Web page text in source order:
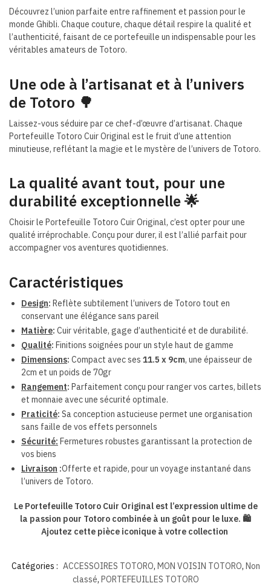
Découvrez l’union parfaite entre raffinement et passion pour le
monde Ghibli. Chaque couture, chaque détail respire la qualité et
l’authenticité, faisant de ce portefeuille un indispensable pour les
véritables amateurs de Totoro.
Une ode à l’artisanat et à l’univers
de Totoro 🌳
Laissez-vous séduire par ce chef-d’œuvre d’artisanat. Chaque
Portefeuille Totoro Cuir Original est le fruit d’une attention
minutieuse, reflétant la magie et le mystère de l’univers de Totoro.
La qualité avant tout, pour une
durabilité exceptionnelle 🌟
Choisir le Portefeuille Totoro Cuir Original, c’est opter pour une
qualité irréprochable. Conçu pour durer, il est l’allié parfait pour
accompagner vos aventures quotidiennes.
Caractéristiques
Design: Reflète subtilement l’univers de Totoro tout en
conservant une élégance sans pareil
Matière: Cuir véritable, gage d’authenticité et de durabilité.
Qualité: Finitions soignées pour un style haut de gamme
Dimensions: Compact avec ses 11.5 x 9cm, une épaisseur de
2cm et un poids de 70gr
Rangement: Parfaitement conçu pour ranger vos cartes, billets
et monnaie avec une sécurité optimale.
Praticité: Sa conception astucieuse permet une organisation
sans faille de vos effets personnels
Sécurité: Fermetures robustes garantissant la protection de
vos biens
Livraison :Offerte et rapide, pour un voyage instantané dans
l’univers de Totoro.
Le Portefeuille Totoro Cuir Original est l’expression ultime de
la passion pour Totoro combinée à un goût pour le luxe. 🛍️
Ajoutez cette pièce iconique à votre collection
Catégories : ACCESSOIRES TOTORO, MON VOISIN TOTORO, Non
classé, PORTEFEUILLES TOTORO